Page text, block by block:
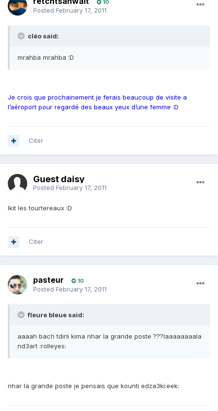
10
Posted February 17, 2011
cléo said:
mrahba mrahba :D
Je crois que prochainement je ferais beaucoup de visite a
l’aéroport pour regardé des beaux yeux d’une femme :D
Citer
Guest daisy
Posted February 17, 2011
lkit les tourtereaux :D
Citer
pasteur 10
Posted February 17, 2011
fleure bleue said:
aaaah bach tdirli kima nhar la grande poste ???laaaaaaaala
nd3art :rolleyes:
nhar la grande poste je pensais que kounti edza3ki:eek: